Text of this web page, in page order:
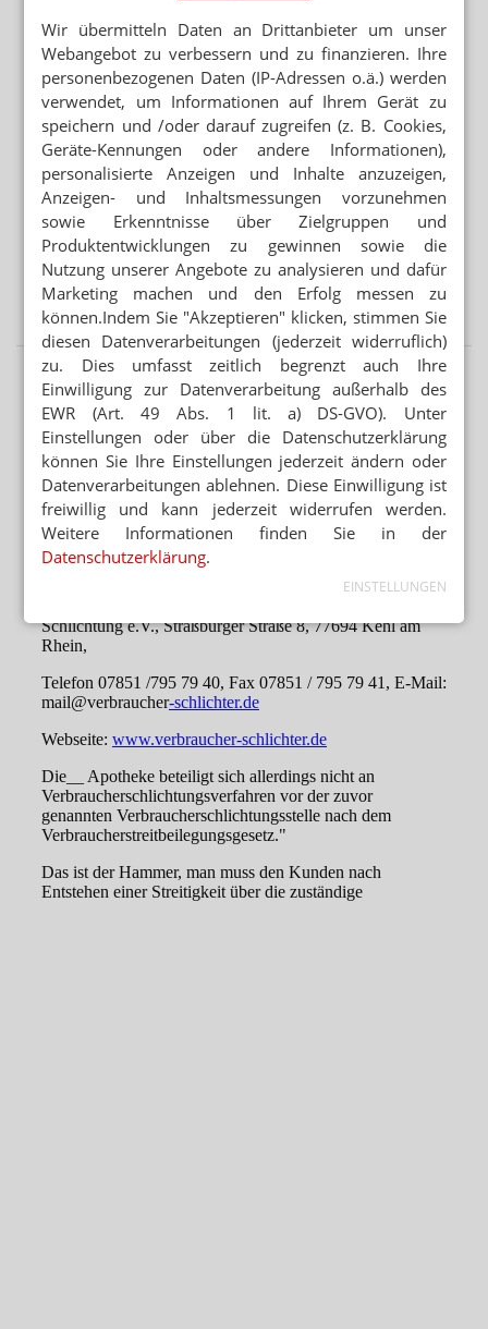
Wir übermitteln Daten an Drittanbieter um unser
Webangebot zu verbessern und zu finanzieren. Ihre
personenbezogenen Daten (IP-Adressen o.ä.) werden
verwendet, um Informationen auf Ihrem Gerät zu
speichern und /oder darauf zugreifen (z. B. Cookies,
Geräte-Kennungen oder andere Informationen),
personalisierte Anzeigen und Inhalte anzuzeigen,
Anzeigen- und Inhaltsmessungen vorzunehmen
sowie Erkenntnisse über Zielgruppen und
Produktentwicklungen zu gewinnen sowie die
Nutzung unserer Angebote zu analysieren und dafür
Marketing machen und den Erfolg messen zu
können.Indem Sie "Akzeptieren" klicken, stimmen Sie
diesen Datenverarbeitungen (jederzeit widerruflich)
zu. Dies umfasst zeitlich begrenzt auch Ihre
Einwilligung zur Datenverarbeitung außerhalb des
EWR (Art. 49 Abs. 1 lit. a) DS-GVO). Unter
Einstellungen oder über die Datenschutzerklärung
können Sie Ihre Einstellungen jederzeit ändern oder
Datenverarbeitungen ablehnen. Diese Einwilligung ist
freiwillig und kann jederzeit widerrufen werden.
Weitere Informationen finden Sie in der
Datenschutzerklärung.
EINSTELLUNGEN
BSTABG
Barmer: Keine Übergangsfrist für Cannabisblüten
Mehr aus Ressort
GESETZGEBER MUSS HANDELN
Urteil verbietet Rezepturen im Sprechstundenbedarf
„AUTOMATISIERTE AUSGABESTATIONEN“
Automat statt Apotheke: Ausnahme für Versender
WEITER FLAUTE IN APOTHEKEN
Erstes Halbjahr: 7 Prozent weniger OTC-Packungen